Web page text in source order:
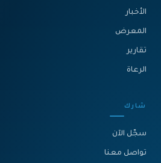
الأخبار
المعرض
تقارير
الرعاة
شارك
سجّل الآن
تواصل معنا